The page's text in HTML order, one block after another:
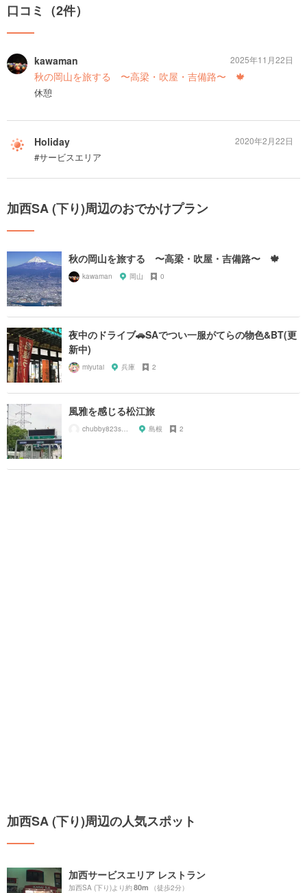
口コミ（2件）
kawaman
秋の岡山を旅する 〜高梁・吹屋・吉備路〜 🍁
休憩
2025年11月22日
Holiday
#サービスエリア
2020年2月22日
加西SA (下り)周辺のおでかけプラン
秋の岡山を旅する 〜高梁・吹屋・吉備路〜 🍁
kawaman 岡山 0
夜中のドライブ🚗SAでつい一服がてらの物色&BT(更
新中)
miyutai 兵庫 2
風雅を感じる松江旅
島根 2
加西SA (下り)周辺の人気スポット
加西サービスエリア レストラン
加西SA (下り)より約80m （徒歩2分）